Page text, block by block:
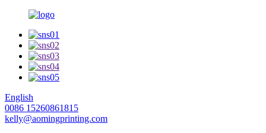
English
0086 15260861815
kelly@aomingprinting.com